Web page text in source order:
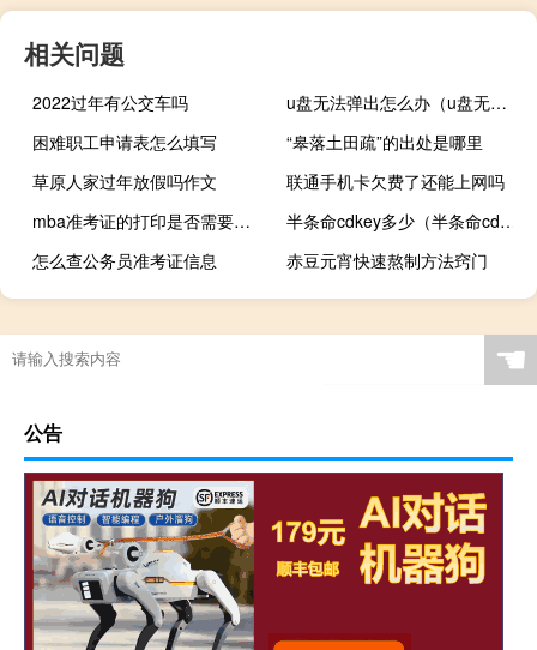
相关问题
2022过年有公交车吗
u盘无法弹出怎么办（u盘无法弹出）
困难职工申请表怎么填写
“皋落土田疏”的出处是哪里
草原人家过年放假吗作文
联通手机卡欠费了还能上网吗
mba准考证的打印是否需要缴费
半条命cdkey多少（半条命cd盒上的cdkey是什么）
怎么查公务员准考证信息
赤豆元宵快速熬制方法窍门
☚
公告